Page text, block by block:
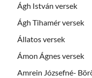
Ágh István versek
Ágh Tihamér versek
Állatos versek
Ámon Ágnes versek
Amrein Józsefné-